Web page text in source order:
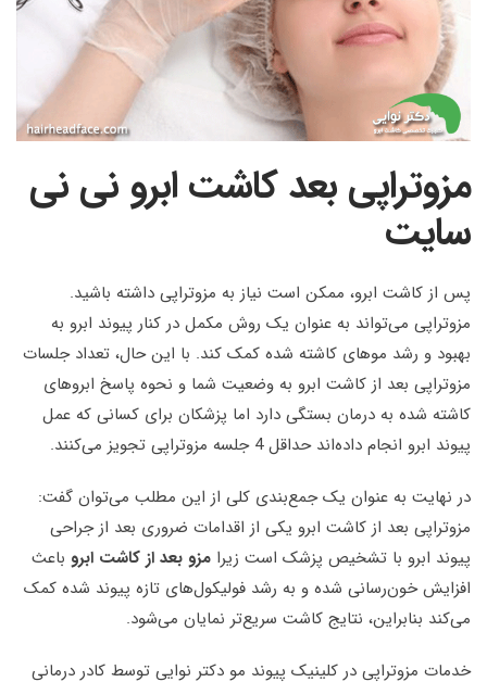
مزوتراپی بعد کاشت ابرو نی نی
سایت
پس از کاشت ابرو، ممکن است نیاز به مزوتراپی داشته باشید.
مزوتراپی می‌تواند به عنوان یک روش مکمل در کنار پیوند ابرو به
بهبود و رشد موهای کاشته شده کمک کند. با این حال، تعداد جلسات
مزوتراپی بعد از کاشت ابرو به وضعیت شما و نحوه پاسخ ابروهای
کاشته شده به درمان بستگی دارد اما پزشکان برای کسانی که عمل
پیوند ابرو انجام داده‌اند حداقل 4 جلسه مزوتراپی تجویز می‌کنند.
در نهایت به عنوان یک جمع‌بندی کلی از این مطلب می‌توان گفت:
مزوتراپی بعد از کاشت ابرو یکی از اقدامات ضروری بعد از جراحی
پیوند ابرو با تشخیص پزشک است زیرا مزو بعد از کاشت ابرو باعث
افزایش خون‌رسانی شده و به رشد فولیکول‌های تازه پیوند شده کمک
می‌کند بنابراین، نتایج کاشت سریع‌تر نمایان می‌شود.
خدمات مزوتراپی در کلینیک پیوند مو دکتر نوایی توسط کادر درمانی